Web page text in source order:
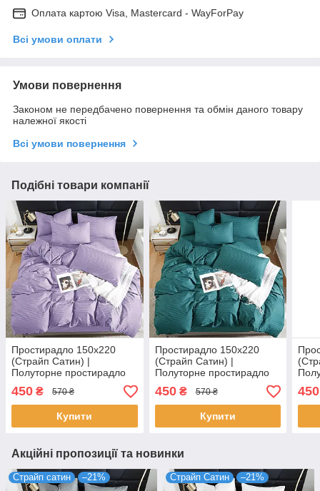
Оплата картою Visa, Mastercard - WayForPay
Всі умови оплати
Умови повернення
Законом не передбачено повернення та обмін даного товару
належної якості
Всі умови повернення
Подібні товари компанії
Простирадло 150х220
(Страйп Сатин) |
Полуторне простирадло
від виробника "Королева
Ночі" | Бузковий страйп
сатин
450 ₴ 570 ₴
Купити
Простирадло 150х220
(Страйп Сатин) |
Полуторне простирадло
від виробника "Королева
Ночі" | Бірюзовий страйп
сатин
450₴ 570 ₴
Купити
від
450
Акційні пропозиції та новинки
Страйп сатин –21% Страйп Сатин –21%